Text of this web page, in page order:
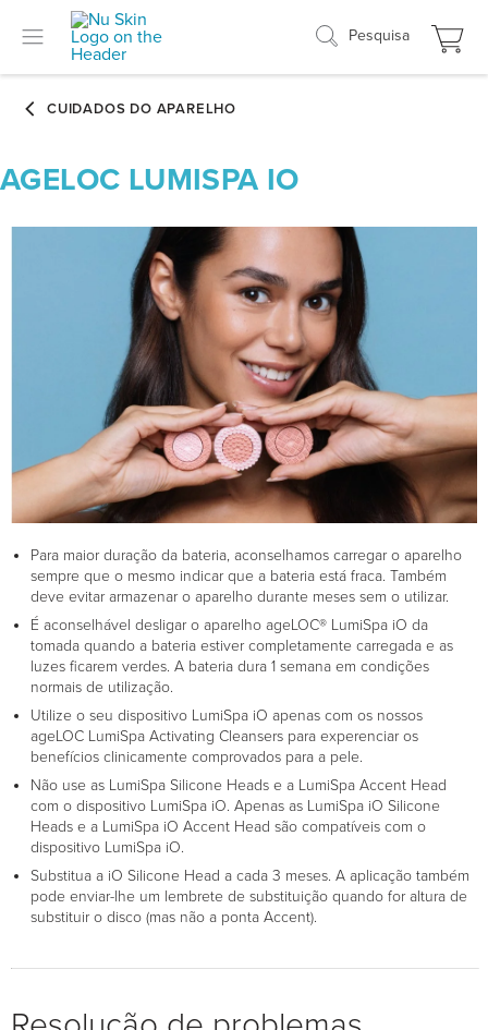
Pesquisa
AGELOC LUMISPA IO
Para maior duração da bateria, aconselhamos carregar o aparelho
sempre que o mesmo indicar que a bateria está fraca. Também
deve evitar armazenar o aparelho durante meses sem o utilizar.
É aconselhável desligar o aparelho ageLOC® LumiSpa iO da
tomada quando a bateria estiver completamente carregada e as
luzes ficarem verdes. A bateria dura 1 semana em condições
normais de utilização.
Utilize o seu dispositivo LumiSpa iO apenas com os nossos
ageLOC LumiSpa Activating Cleansers para experenciar os
benefícios clinicamente comprovados para a pele.
Não use as LumiSpa Silicone Heads e a LumiSpa Accent Head
com o dispositivo LumiSpa iO. Apenas as LumiSpa iO Silicone
Heads e a LumiSpa iO Accent Head são compatíveis com o
dispositivo LumiSpa iO.
Substitua a iO Silicone Head a cada 3 meses. A aplicação também
pode enviar-lhe um lembrete de substituição quando for altura de
substituir o disco (mas não a ponta Accent).